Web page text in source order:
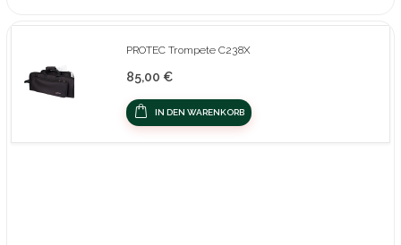
PROTEC Trompete C238X
85,00 €
IN DEN WARENKORB